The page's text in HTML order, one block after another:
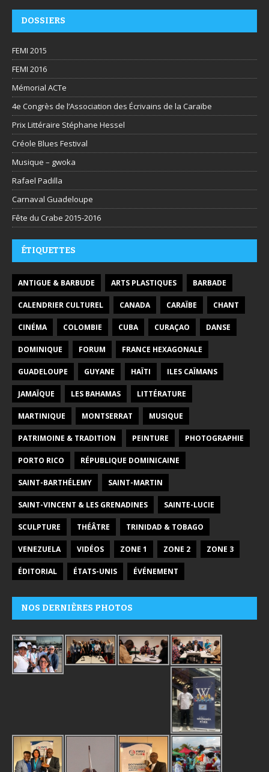
DOSSIERS
FEMI 2015
FEMI 2016
Mémorial ACTe
4e Congrès de l’Association des Écrivains de la Caraïbe
Prix Littéraire Stéphane Hessel
Créole Blues Festival
Musique – gwoka
Rafael Padilla
Carnaval Guadeloupe
Fête du Crabe 2015-2016
ÉTIQUETTES
ANTIGUE & BARBUDE ARTS PLASTIQUES BARBADE
CALENDRIER CULTUREL CANADA CARAÏBE CHANT
CINÉMA COLOMBIE CUBA CURAÇAO DANSE
DOMINIQUE FORUM FRANCE HEXAGONALE
GUADELOUPE GUYANE HAÏTI ILES CAÏMANS
JAMAÏQUE LES BAHAMAS LITTÉRATURE
MARTINIQUE MONTSERRAT MUSIQUE
PATRIMOINE & TRADITION PEINTURE PHOTOGRAPHIE
PORTO RICO RÉPUBLIQUE DOMINICAINE
SAINT-BARTHÉLEMY SAINT-MARTIN
SAINT-VINCENT & LES GRENADINES SAINTE-LUCIE
SCULPTURE THÉÂTRE TRINIDAD & TOBAGO
VENEZUELA VIDÉOS ZONE 1 ZONE 2 ZONE 3
ÉDITORIAL ÉTATS-UNIS ÉVÉNEMENT
NOS DERNIÈRES PHOTOS